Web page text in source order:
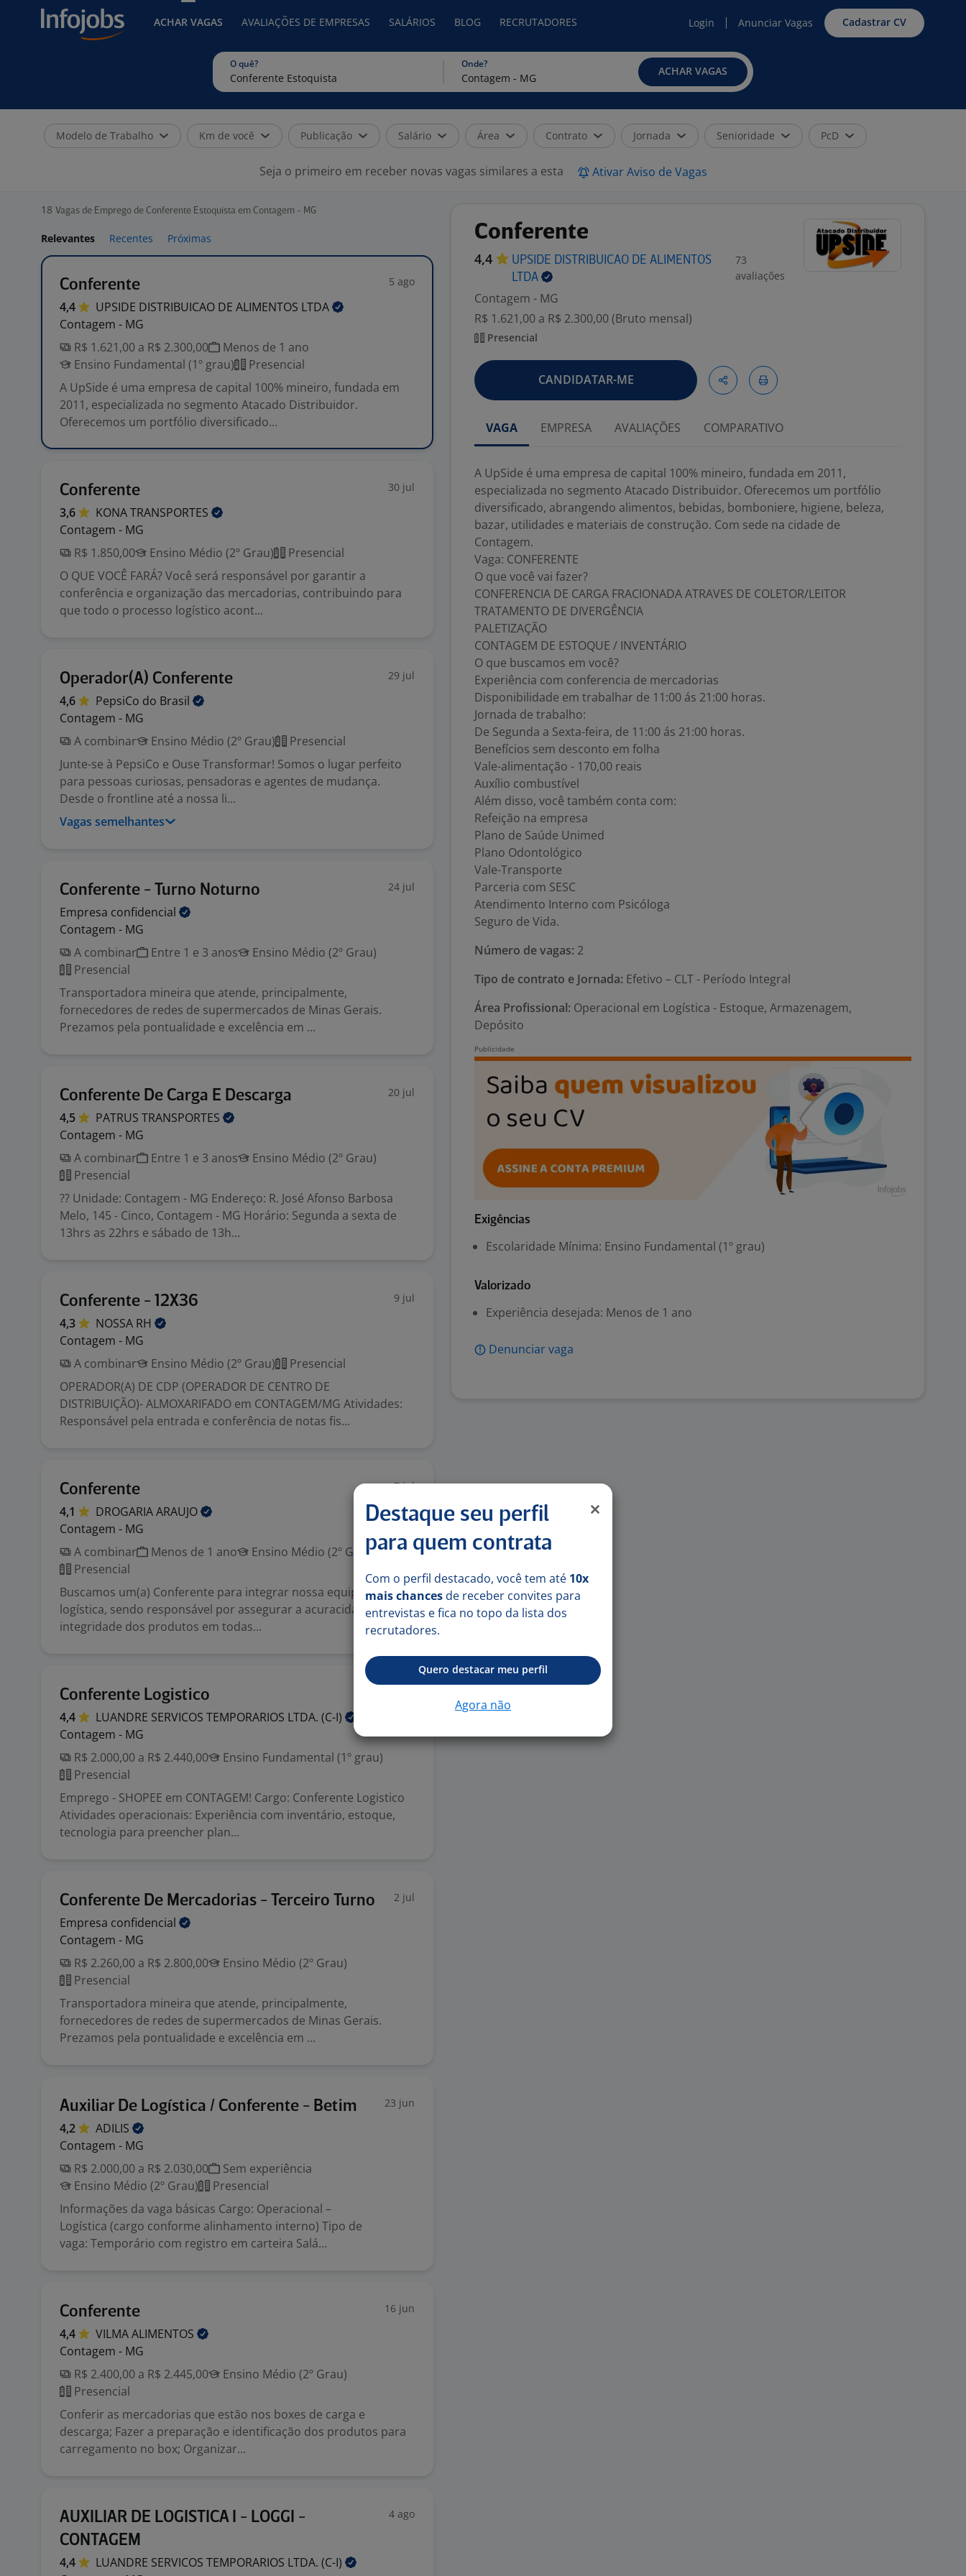
ACHAR VAGAS AVALIAÇÕES DE EMPRESAS SALÁRIOS BLOG RECRUTADORES Login Anunciar Vagas Cadastrar CV
O quê? Onde?
ACHAR VAGAS
Modelo de Trabalho Km de você Publicação Salário Área Contrato Jornada Senioridade PcD
Seja o primeiro em receber novas vagas similares a esta Ativar Aviso de Vagas
18 Vagas de Emprego de Conferente Estoquista em Contagem - MG
Relevantes Recentes Próximas
Conferente 5 ago
4,4 UPSIDE DISTRIBUICAO DE ALIMENTOS LTDA
Contagem - MG
R$ 1.621,00 a R$ 2.300,00
Menos de 1 ano
Ensino Fundamental (1º grau)
Presencial
A UpSide é uma empresa de capital 100% mineiro, fundada em
2011, especializada no segmento Atacado Distribuidor.
Oferecemos um portfólio diversificado...
Conferente 30 jul
3,6 KONATRANSPORTES
Contagem - MG
R$ 1.850,00
Ensino Médio (2º Grau)
Presencial
O QUE VOCÊ FARÁ? Você será responsável por garantir a
conferência e organização das mercadorias, contribuindo para
que todo o processo logístico acont...
Operador(A) Conferente 29 jul
4,6 PepsiCo do Brasil
Contagem - MG
A combinar
Ensino Médio (2º Grau)
Presencial
Junte-se à PepsiCo e Ouse Transformar! Somos o lugar perfeito
para pessoas curiosas, pensadoras e agentes de mudança.
Desde o frontline até a nossa li...
Vagas semelhantes
Conferente - Turno Noturno 24 jul
Empresa confidencial
Contagem - MG
A combinar
Entre 1 e 3 anos
Ensino Médio (2º Grau)
Presencial
Transportadora mineira que atende, principalmente,
fornecedores de redes de supermercados de Minas Gerais.
Prezamos pela pontualidade e excelência em ...
Conferente De Carga E Descarga 20 jul
4,5 PATRUS TRANSPORTES
Contagem - MG
A combinar
Entre 1 e 3 anos
Ensino Médio (2º Grau)
Presencial
?? Unidade: Contagem - MG Endereço: R. José Afonso Barbosa
Melo, 145 - Cinco, Contagem - MG Horário: Segunda a sexta de
13hrs as 22hrs e sábado de 13h...
Conferente - 12X36 9 jul
4,3 NOSSA RH
Contagem - MG
A combinar
Ensino Médio (2º Grau)
Presencial
OPERADOR(A) DE CDP (OPERADOR DE CENTRO DE
DISTRIBUIÇÃO)- ALMOXARIFADO em CONTAGEM/MG Atividades:
Responsável pela entrada e conferência de notas fis...
Conferente 7 jul
4,1 DROGARIAARAUJO
Contagem - MG
A combinar
Menos de 1 ano
Ensino Médio (2º Grau)
Presencial
Buscamos um(a) Conferente para integrar nossa equipe de
logística, sendo responsável por assegurar a acuracidade e a
integridade dos produtos em todas...
Conferente Logistico
4,4 LUANDRE SERVICOS TEMPORARIOS LTDA. (C-I)
Contagem - MG
R$ 2.000,00 a R$ 2.440,00
Ensino Fundamental (1º grau)
Presencial
Emprego - SHOPEE em CONTAGEM! Cargo: Conferente Logistico
Atividades operacionais: Experiência com inventário, estoque,
tecnologia para preencher plan...
Conferente De Mercadorias - Terceiro Turno 2 jul
Empresa confidencial
Contagem - MG
R$ 2.260,00 a R$ 2.800,00
Ensino Médio (2º Grau)
Presencial
Transportadora mineira que atende, principalmente,
fornecedores de redes de supermercados de Minas Gerais.
Prezamos pela pontualidade e excelência em ...
Auxiliar De Logística / Conferente - Betim 23 jun
4,2
ADILIS
Contagem - MG
R$ 2.000,00 a R$ 2.030,00
Sem experiência
Ensino Médio (2º Grau)
Presencial
Informações da vaga básicas Cargo: Operacional –
Logística (cargo conforme alinhamento interno) Tipo de
vaga: Temporário com registro em carteira Salá...
Conferente 16 jun
4,4 VILMAALIMENTOS
Contagem - MG
R$ 2.400,00 a R$ 2.445,00
Ensino Médio (2º Grau)
Presencial
Conferir as mercadorias que estão nos boxes de carga e
descarga; Fazer a preparação e identificação dos produtos para
carregamento no box; Organizar...
AUXILIAR DE LOGISTICA I - LOGGI -
CONTAGEM
4 ago
4,4 LUANDRE SERVICOS TEMPORARIOS LTDA. (C-I)
Conferente
4,4
UPSIDE DISTRIBUICAO DE ALIMENTOS
LTDA
73
avaliações
Contagem - MG
R$ 1.621,00 a R$ 2.300,00 (Bruto mensal)
Presencial
CANDIDATAR-ME
VAGA EMPRESA AVALIAÇÕES COMPARATIVO
A UpSide é uma empresa de capital 100% mineiro, fundada em 2011,
especializada no segmento Atacado Distribuidor. Oferecemos um portfólio
diversificado, abrangendo alimentos, bebidas, bomboniere, higiene, beleza,
bazar, utilidades e materiais de construção. Com sede na cidade de
Contagem.
Vaga: CONFERENTE
O que você vai fazer?
CONFERENCIA DE CARGA FRACIONADA ATRAVES DE COLETOR/LEITOR
TRATAMENTO DE DIVERGÊNCIA
PALETIZAÇÃO
CONTAGEM DE ESTOQUE / INVENTÁRIO
O que buscamos em você?
Experiência com conferencia de mercadorias
Disponibilidade em trabalhar de 11:00 ás 21:00 horas.
Jornada de trabalho:
De Segunda a Sexta-feira, de 11:00 ás 21:00 horas.
Benefícios sem desconto em folha
Vale-alimentação - 170,00 reais
Auxílio combustível
Além disso, você também conta com:
Refeição na empresa
Plano de Saúde Unimed
Plano Odontológico
Vale-Transporte
Parceria com SESC
Atendimento Interno com Psicóloga
Seguro de Vida.
Número de vagas: 2
Tipo de contrato e Jornada: Efetivo – CLT - Período Integral
Área Profissional: Operacional em Logística - Estoque, Armazenagem,
Depósito
Exigências
Escolaridade Mínima: Ensino Fundamental (1º grau)
Valorizado
Experiência desejada: Menos de 1 ano
Denunciar vaga
Destaque seu perfil
para quem contrata
Com o perfil destacado, você tem até 10x
mais chances de receber convites para
entrevistas e fica no topo da lista dos
recrutadores.
Quero destacar meu perfil
Agora não